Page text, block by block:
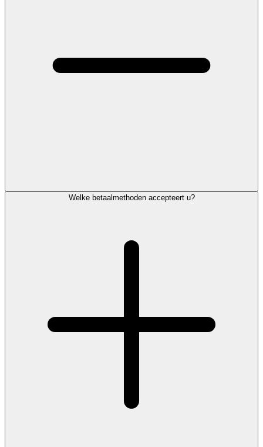
Welke betaalmethoden accepteert u?